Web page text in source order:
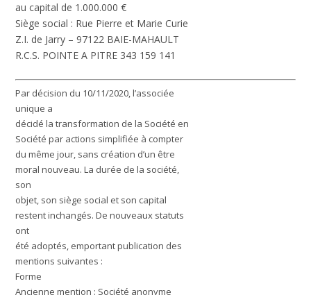
au capital de 1.000.000 €
Siège social : Rue Pierre et Marie Curie
Z.I. de Jarry – 97122 BAIE-MAHAULT
R.C.S. POINTE A PITRE 343 159 141
Par décision du 10/11/2020, l’associée
unique a
décidé la transformation de la Société en
Société par actions simplifiée à compter
du même jour, sans création d’un être
moral nouveau. La durée de la société,
son
objet, son siège social et son capital
restent inchangés. De nouveaux statuts
ont
été adoptés, emportant publication des
mentions suivantes :
Forme
Ancienne mention : Société anonyme